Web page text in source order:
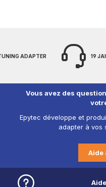
ADAPTER 19
Vous avez des
Epytec développe et
adapter à vos
Aide